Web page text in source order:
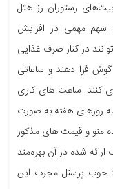
رستوران رز هتل
سهم مهمی در افزایش
در کنار صرف غذایی
فرا دهند و ساعاتی
کنند. ساعت های کاری
روزهای هفته به صورت
منو و قیمت های مذکور
شده در آن بهره‌مند
خوب پرسنل مجرب این